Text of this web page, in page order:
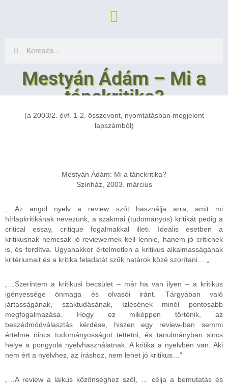
Mestyán Ádám – Mi a
tánckritika?
2003. augusztus 16.
(a 2003/2. évf. 1-2. összevont, nyomtatásban megjelent
lapszámból)
Mestyán Ádám: Mi a tánckritika?
Színház, 2003. március
„…Az angol nyelv a review szót használja arra, amit mi
hírlapkritikának nevezünk, a szakmai (tudományos) kritikát pedig a
critical essay, critique fogalmakkal illeti. Ideális esetben a
kritikusnak nemcsak jó reviewernek kell lennie, hanem jó criticnek
is, és fordítva. Ugyanakkor értelmetlen a kritikus alkalmasságának
kritériumait és a kritika feladatát szűk határok közé szorítani… „
„…Szerintem a kritikusi becsület – már ha van ilyen – a kritikus
igényessége önmaga és olvasói iránt. Tárgyában való
jártasságának, szaktudásának, ízlésének minél pontosabb
megfogalmazása. Hogy ez miképpen történik, az
beszédmódválasztás kérdése, hiszen egy review-ban semmi
értelme nincs tudományosságot tettetni, és tanulmányban sincs
helye a pongyola nyelvhasználatnak. A kritika a nyelvben van. Aki
nem ért a nyelvhez, az íráshoz, nem lehet jó kritikus…”
„…A review a laikus közönséghez szól, … célja a bemutatás és